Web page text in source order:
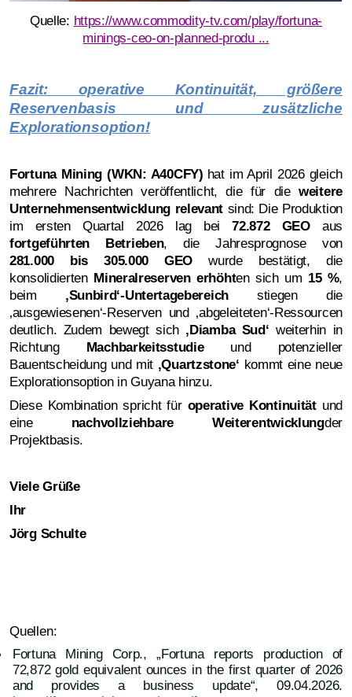
Quelle: https://www.commodity-tv.com/play/fortuna-
minings-ceo-on-planned-produ ...
Fazit: operative Kontinuität, größere
Reservenbasis und zusätzliche
Explorationsoption!
Fortuna Mining (WKN: A40CFY) hat im April 2026 gleich
mehrere Nachrichten veröffentlicht, die für dieweitere
Unternehmensentwicklung relevant sind: Die Produktion
im ersten Quartal 2026 lag bei72.872 GEOaus
fortgeführten Betrieben, die Jahresprognose von
281.000 bis 305.000 GEO wurde bestätigt, die
konsolidierten Mineralreserven erhöhten sich um 15 %,
beim ‚Sunbird‘-Untertagebereich stiegen die
‚ausgewiesenen‘-Reserven und ‚abgeleiteten‘-Ressourcen
deutlich. Zudem bewegt sich ‚Diamba Sud‘ weiterhin in
Richtung Machbarkeitsstudieund potenzieller
Bauentscheidung und mit ‚Quartzstone‘ kommt eine neue
Explorationsoption in Guyana hinzu.
Diese Kombination spricht für operative Kontinuitätund
eine nachvollziehbare Weiterentwicklungder
Projektbasis.
Viele Grüße
Ihr
Jörg Schulte
Quellen:
Fortuna Mining Corp., „Fortuna reports production of
72,872 gold equivalent ounces in the first quarter of 2026
and provides a business update“, 09.04.2026.